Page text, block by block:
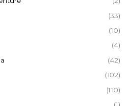
(33)
(10)
(4)
(42)
(102)
(110)